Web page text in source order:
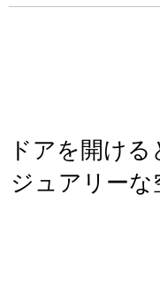
ドアを開け
ジュアリー